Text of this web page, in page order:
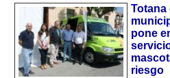
Totana
pone
riesgo